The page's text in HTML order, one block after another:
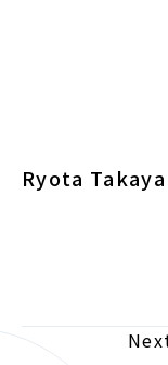
Ryota